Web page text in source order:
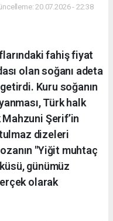
20.07.2026 - 22:38
fahiş fiyat
olan soğanı adeta
Kuru soğanın
Türk halk
Şerif’in
dizeleri
"Yiğit muhtaç
günümüz
olarak